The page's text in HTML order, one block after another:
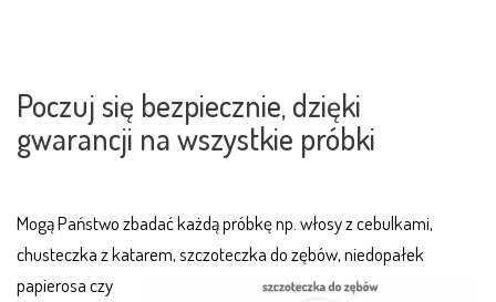
Poczuj się bezpiecznie, dzięki
gwarancji na wszystkie próbki
Mogą Państwo zbadać każdą próbkę np. włosy z cebulkami,
chusteczka z katarem, szczoteczka do zębów, niedopałek
papierosa czy